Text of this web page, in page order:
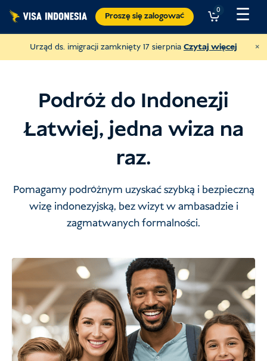
Proszę
przejść
treści
Proszę się zalogować
0 ☰
Urząd ds. imigracji zamknięty 17 sierpnia Czytaj więcej ×
Podróż do Indonezji
Łatwiej, jedna wiza na
raz.
Pomagamy podróżnym uzyskać szybką i bezpieczną
wizę indonezyjską, bez wizyt w ambasadzie i
zagmatwanych formalności.
Przekaż darowiznę na rzecz JAAN
USD Darowizna